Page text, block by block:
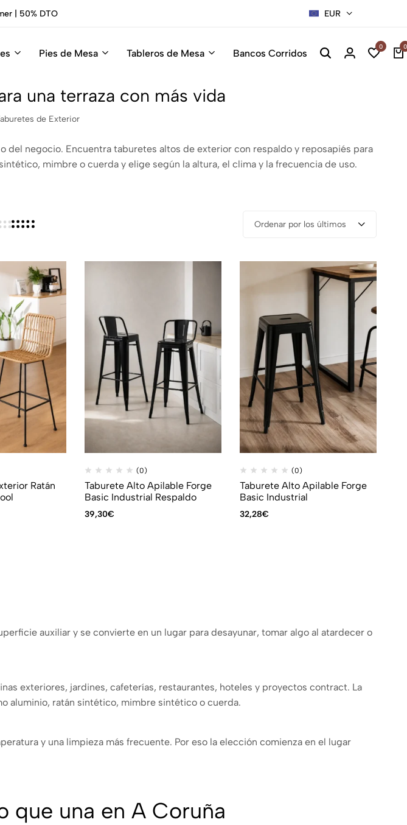
| 50% DTO EUR
Pies de Mesa Tableros de Mesa Bancos Corridos
0 0
una terraza con más vida
de Exterior
del negocio. Encuentra taburetes altos de exterior con respaldo y reposapiés para
mimbre o cuerda y elige según la altura, el clima y la frecuencia de uso.
Ordenar por los últimos
Ratán
(0)
Taburete Alto Apilable Forge
Basic Industrial Respaldo
39,30€
(0)
Taburete Alto Apilable Forge
Basic Industrial
32,28€
auxiliar y se convierte en un lugar para desayunar, tomar algo al atardecer o
exteriores, jardines, cafeterías, restaurantes, hoteles y proyectos contract. La
aluminio, ratán sintético, mimbre sintético o cuerda.
y una limpieza más frecuente. Por eso la elección comienza en el lugar
que una en A Coruña